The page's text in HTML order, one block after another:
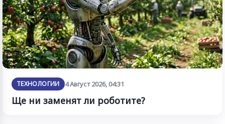
ТЕХНОЛОГИИ 4 Август 2026, 04:31
Ще ни заменят ли роботите?